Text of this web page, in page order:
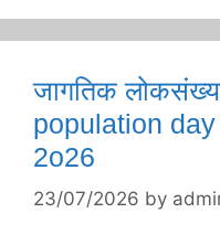
जागतिक
population
2o26
23/07/2026 by